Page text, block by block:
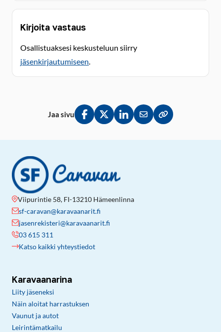
Kirjoita vastaus
Osallistuaksesi keskusteluun siirry
jäsenkirjautumiseen.
Jaa sivu
Jaa Facebookissa
Jaa Twitterissä
Jaa LinkedInissä
Jaa sähköpostitse
Kopioi linkki
Viipurintie 58, FI-13210 Hämeenlinna
sf-caravan@karavaanarit.fi
jasenrekisteri@karavaanarit.fi
03 615 311
Katso kaikki yhteystiedot
Karavaanarina
Liity jäseneksi
Näin aloitat harrastuksen
Vaunut ja autot
Leirintämatkailu